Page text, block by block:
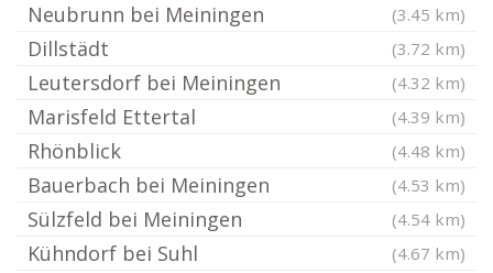
Neubrunn bei Meiningen (3.45 km)
Dillstädt (3.72 km)
Leutersdorf bei Meiningen (4.32 km)
Marisfeld Ettertal (4.39 km)
Rhönblick (4.48 km)
Bauerbach bei Meiningen (4.53 km)
Sülzfeld bei Meiningen (4.54 km)
Kühndorf bei Suhl (4.67 km)